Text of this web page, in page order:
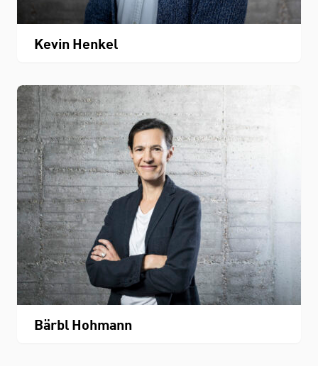
Personenverzeichnis
Downloads
Kontakt
Kevin Henkel
Bärbl Hohmann